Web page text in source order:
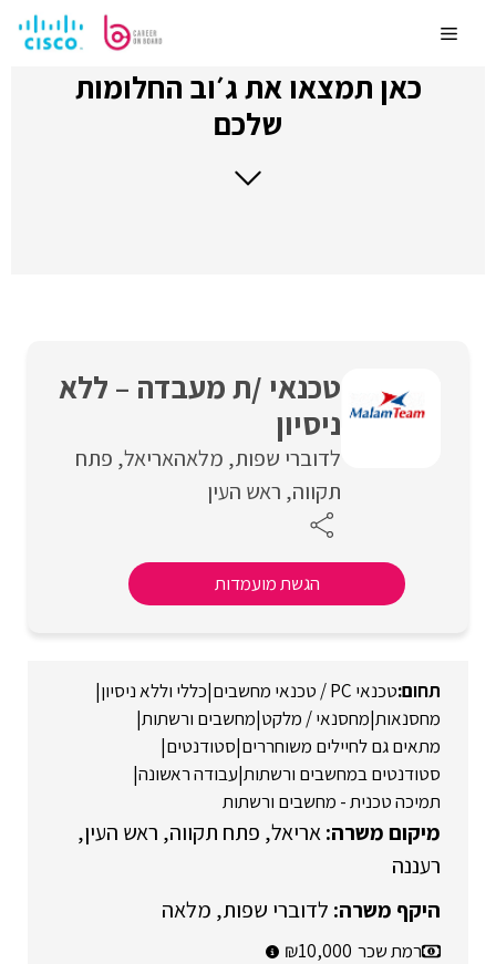
לתוכןMenu
כאן תמצאו את ג׳וב החלומות
שלכם
טכנאי /ת מעבדה – ללא
ניסיון
לדוברי שפות מלאהאריאל פתח
תקווה ראש העין
הגשת מועמדות
טכנאי PC / טכנאי מחשבים |כללי וללא ניסיון|
מחסנאות|מחסנאי / מלקט|מחשבים ורשתות|
מתאים גם לחיילים משוחררים|סטודנטים|
סטודנטים במחשבים ורשתות|עבודה ראשונה|
תמיכה טכנית - מחשבים ורשתות
אריאל פתח תקווה ראש העין
רעננה
לדוברי שפות מלאה
רמת שכר 10,000